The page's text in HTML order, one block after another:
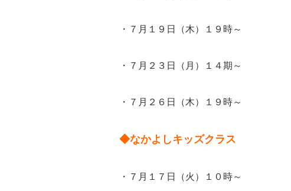
・７月１９日（木）１９時～
・７月２３日（月）１４期～
・７月２６日（木）１９時～
◆なかよしキッズクラス
・７月１７日（火）１０時～